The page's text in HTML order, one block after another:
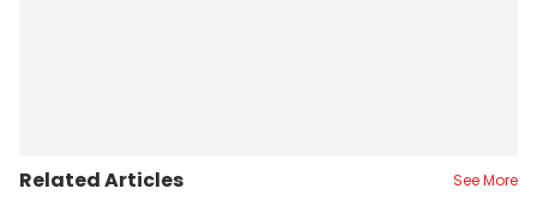
Related Articles See More